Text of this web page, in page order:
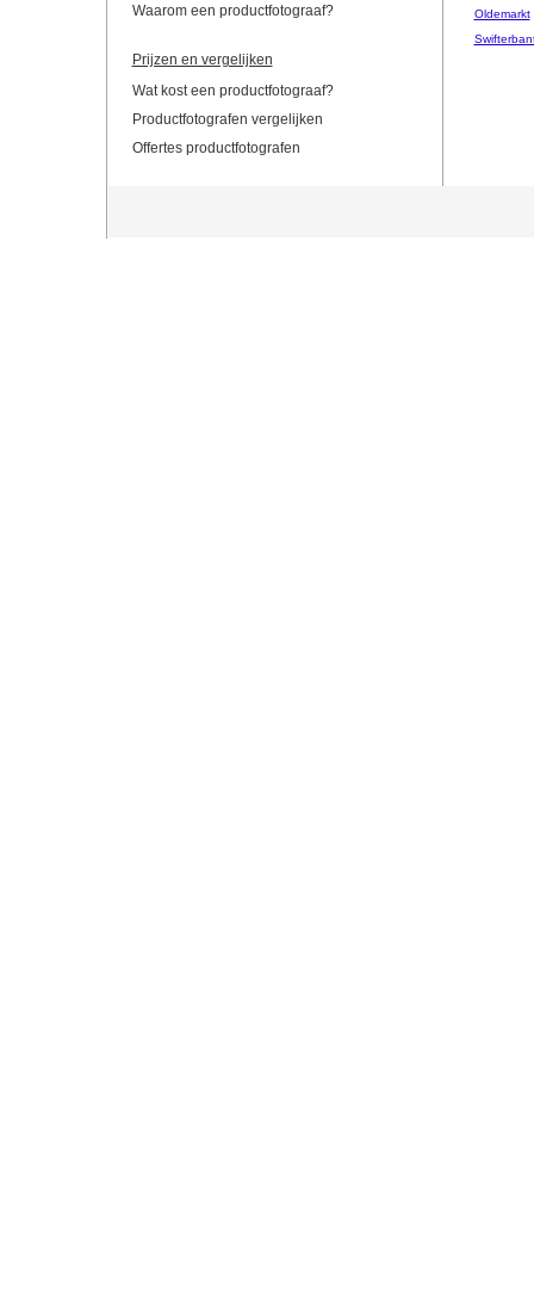
Waarom een productfotograaf?
Prijzen en vergelijken
Wat kost een productfotograaf?
Productfotografen vergelijken
Offertes productfotografen
Oldemarkt